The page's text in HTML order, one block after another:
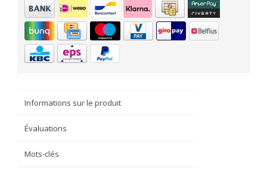
Informations sur le produit
Évaluations
Mots-clés